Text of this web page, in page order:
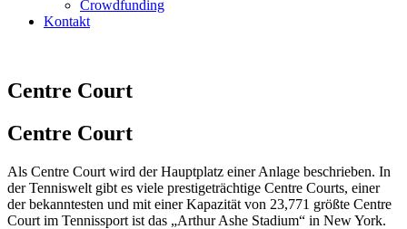
Crowdfunding
Kontakt
Centre Court
Centre Court
Als Centre Court wird der Hauptplatz einer Anlage beschrieben. In
der Tenniswelt gibt es viele prestigeträchtige Centre Courts, einer
der bekanntesten und mit einer Kapazität von 23,771 größte Centre
Court im Tennissport ist das „Arthur Ashe Stadium“ in New York.